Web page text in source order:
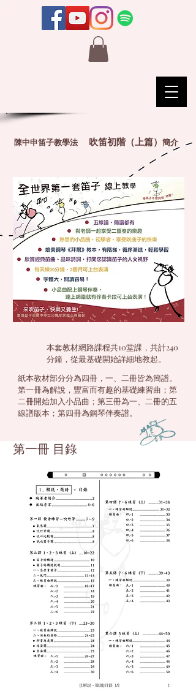
陳中申笛子教學法 吹笛初階（上篇） 簡介
本套教材網路課程共10堂課，共計240
分鐘，從最基礎開始詳細地教起。
紙本教材部分分為四冊，一、二冊皆為簡譜。
第一冊為解說，豐富而有趣的基礎練習曲；第
二冊開始加入小品曲；第三冊為一、二冊的五
線譜版本；第四冊為鋼琴伴奏譜。
第一冊 目錄